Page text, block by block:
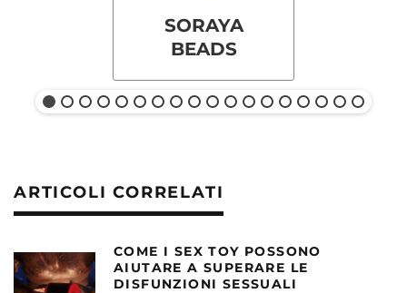
SORAYA
BEADS
ARTICOLI CORRELATI
COME I SEX TOY POSSONO
AIUTARE A SUPERARE LE
DISFUNZIONI SESSUALI